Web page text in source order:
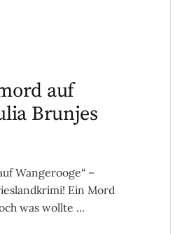
auf
Brunjes
Wangerooge“ –
Ein Mord
was wollte ...